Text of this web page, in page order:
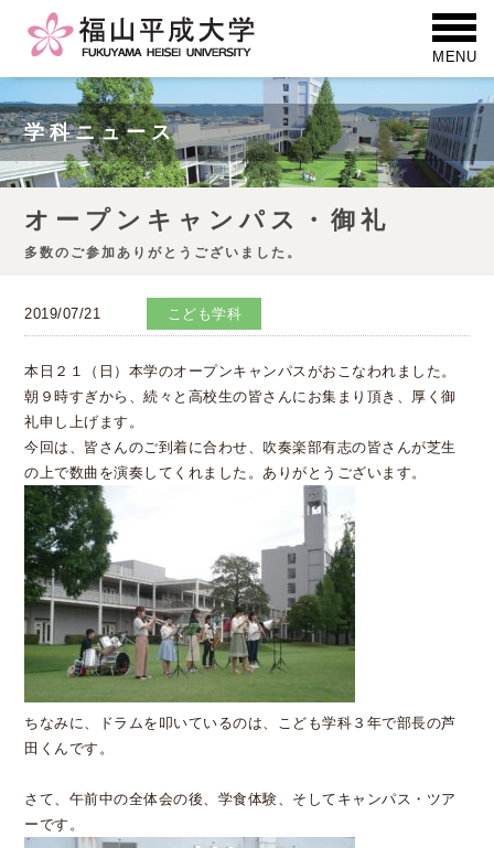
学科ニュース
オープンキャンパス・御礼
多数のご参加ありがとうございました。
2019/07/21 こども学科
本日２１（日）本学のオープンキャンパスがおこなわれました。
朝９時すぎから、続々と高校生の皆さんにお集まり頂き、厚く御
礼申し上げます。
今回は、皆さんのご到着に合わせ、吹奏楽部有志の皆さんが芝生
の上で数曲を演奏してくれました。ありがとうございます。
ちなみに、ドラムを叩いているのは、こども学科３年で部長の芦
田くんです。
さて、午前中の全体会の後、学食体験、そしてキャンパス・ツア
ーです。